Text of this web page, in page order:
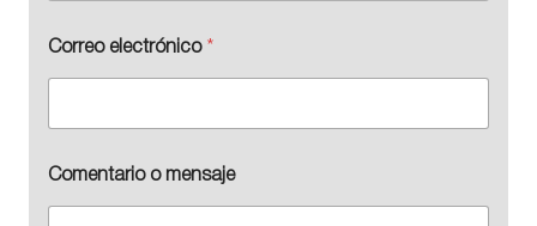
Correo electrónico *
Comentario o mensaje